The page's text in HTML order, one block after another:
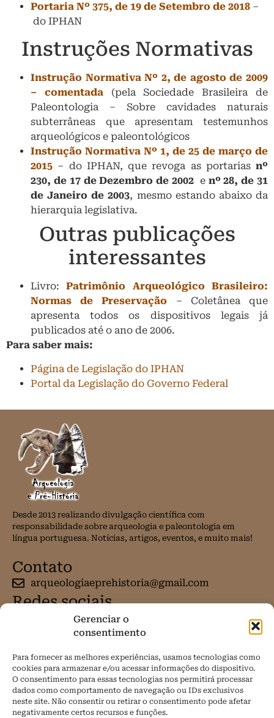
Gerenciar o
consentimento
Para fornecer as melhores experiências, usamos tecnologias como
cookies para armazenar e/ou acessar informações do dispositivo.
O consentimento para essas tecnologias nos permitirá processar
dados como comportamento de navegação ou IDs exclusivos
neste site. Não consentir ou retirar o consentimento pode afetar
negativamente certos recursos e funções.
Portaria Nº 375, de 19 de Setembro de 2018 –
do IPHAN
Instruções Normativas
Instrução Normativa Nº 2, de agosto de 2009
– comentada(pela Sociedade Brasileira de
Paleontologia – Sobre cavidades naturais
subterrâneas que apresentam testemunhos
arqueológicos e paleontológicos
Instrução Normativa Nº 1, de 25 de março de
2015 – do IPHAN, que revoga as portarias nº
230, de 17 de Dezembro de 2002 e nº 28, de 31
de Janeiro de 2003, mesmo estando abaixo da
hierarquia legislativa.
Outras publicações
interessantes
Livro:Patrimônio Arqueológico Brasileiro:
Normas de Preservação – Coletânea que
apresenta todos os dispositivos legais já
publicados até o ano de 2006.
Para saber mais:
Página de Legislação do IPHAN
Portal da Legislação do Governo Federal
Desde 2013 realizando divulgação científica com
responsabilidade sobre arqueologia e paleontologia em
língua portuguesa. Notícias, artigos, eventos, e muito mais!
Contato
arqueologiaeprehistoria@gmail.com
Redes sociais